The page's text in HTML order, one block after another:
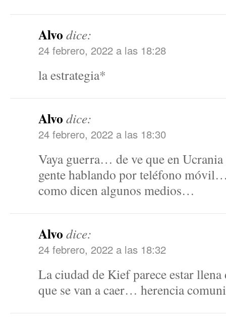
Alvodice:
24 febrero, 2022 a las 18:28
la estrategia*
Alvodice:
24 febrero, 2022 a las 18:30
Vaya guerra… de ve que en
gente hablando por teléfono
como dicen algunos medios…
Alvodice:
24 febrero, 2022 a las 18:32
La ciudad de Kief parece estar
que se van a caer… herencia